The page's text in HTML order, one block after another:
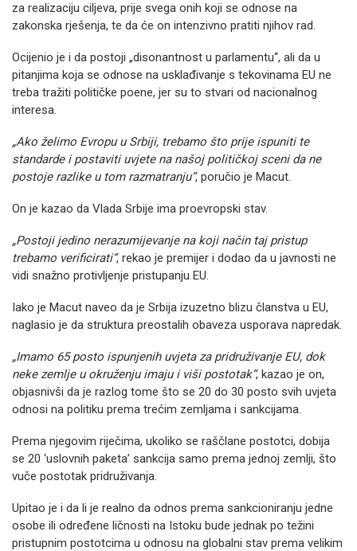
za realizaciju ciljeva, prije svega onih koji se odnose na
zakonska rješenja, te da će on intenzivno pratiti njihov rad.
Ocijenio je i da postoji „disonantnost u parlamentu“, ali da u
pitanjima koja se odnose na usklađivanje s tekovinama EU ne
treba tražiti političke poene, jer su to stvari od nacionalnog
interesa.
„Ako želimo Evropu u Srbiji, trebamo što prije ispuniti te
standarde i postaviti uvjete na našoj političkoj sceni da ne
postoje razlike u tom razmatranju“, poručio je Macut.
On je kazao da Vlada Srbije ima proevropski stav.
„Postoji jedino nerazumijevanje na koji način taj pristup
trebamo verificirati“, rekao je premijer i dodao da u javnosti ne
vidi snažno protivljenje pristupanju EU.
Iako je Macut naveo da je Srbija izuzetno blizu članstva u EU,
naglasio je da struktura preostalih obaveza usporava napredak.
„Imamo 65 posto ispunjenih uvjeta za pridruživanje EU, dok
neke zemlje u okruženju imaju i viši postotak“, kazao je on,
objasnivši da je razlog tome što se 20 do 30 posto svih uvjeta
odnosi na politiku prema trećim zemljama i sankcijama.
Prema njegovim riječima, ukoliko se raščlane postotci, dobija
se 20 ‘uslovnih paketa’ sankcija samo prema jednoj zemlji, što
vuče postotak pridruživanja.
Upitao je i da li je realno da odnos prema sankcioniranju jedne
osobe ili određene ličnosti na Istoku bude jednak po težini
pristupnim postotcima u odnosu na globalni stav prema velikim